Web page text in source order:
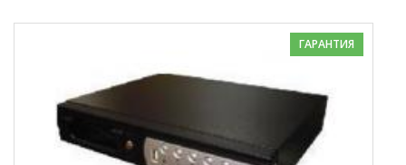
ГАРАНТИЯ